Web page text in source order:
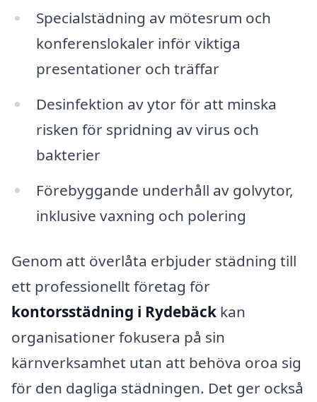
Specialstädning av mötesrum och
konferenslokaler inför viktiga
presentationer och träffar
Desinfektion av ytor för att minska
risken för spridning av virus och
bakterier
Förebyggande underhåll av golvytor,
inklusive vaxning och polering
Genom att överlåta erbjuder städning till
ett professionellt företag för
kontorsstädning i Rydebäck kan
organisationer fokusera på sin
kärnverksamhet utan att behöva oroa sig
för den dagliga städningen. Det ger också